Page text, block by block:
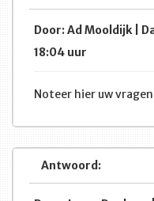
Door: Ad Mooldijk |
18:04 uur
Noteer hier uw
Antwoord: